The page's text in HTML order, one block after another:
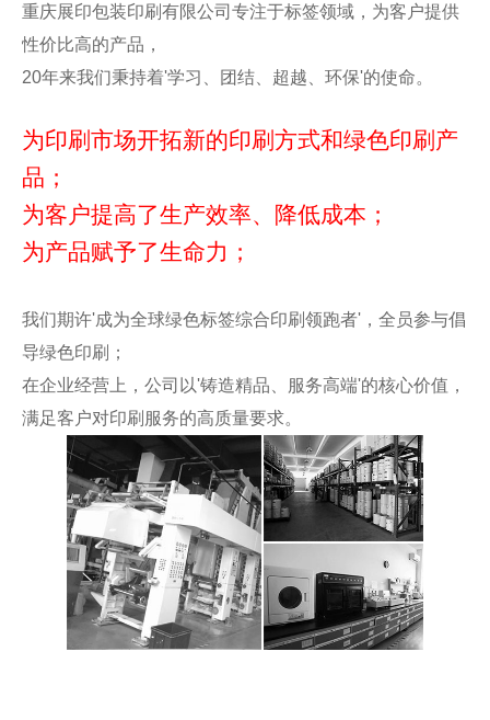
重庆展印包装印刷有限公司专注于标签领域，为客户提供
性价比高的产品，
20年来我们秉持着'学习、团结、超越、环保'的使命。
为印刷市场开拓新的印刷方式和绿色印刷产
品；
为客户提高了生产效率、降低成本；
为产品赋予了生命力；
我们期许'成为全球绿色标签综合印刷领跑者'，全员参与倡
导绿色印刷；
在企业经营上，公司以'铸造精品、服务高端'的核心价值，
满足客户对印刷服务的高质量要求。